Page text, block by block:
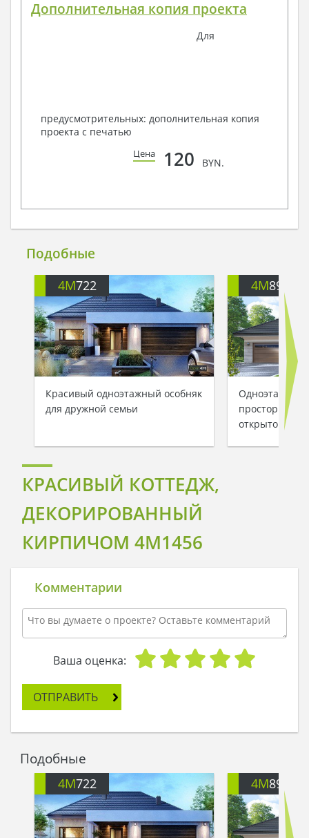
Дополнительная копия проекта
Для
предусмотрительных: дополнительная копия
проекта с печатью
Цена 120 BYN.
Подобные
4M722
Красивый одноэтажный особняк
для дружной семьи
4M899
Одноэтажный
просторным
открытой
КРАСИВЫЙ КОТТЕДЖ,
ДЕКОРИРОВАННЫЙ
КИРПИЧОМ 4M1456
Комментарии
Ваша оценка:
ОТПРАВИТЬ
Подобные
4M722 4M899